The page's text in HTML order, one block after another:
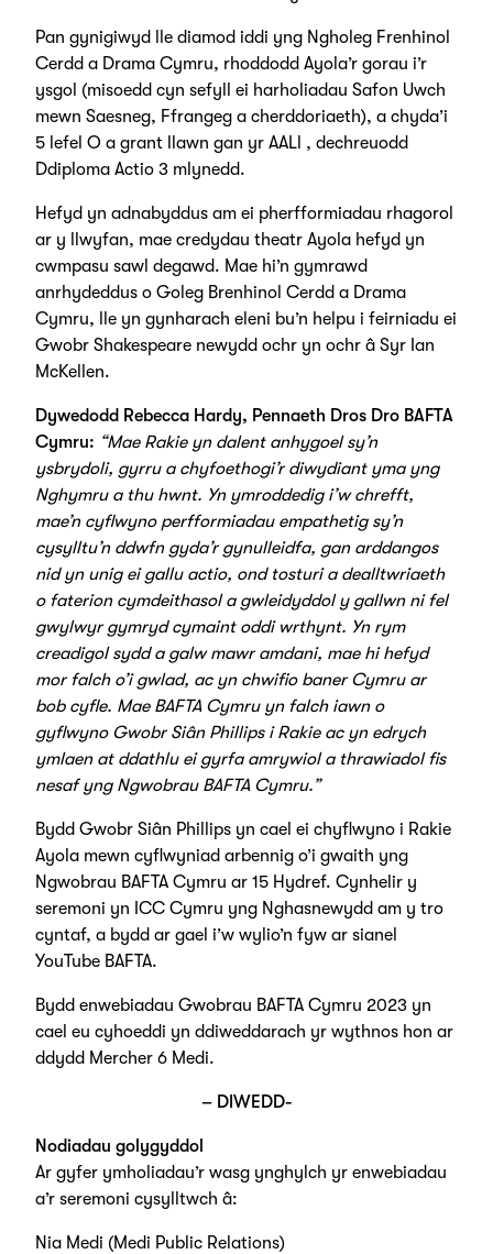
Pan gynigiwyd lle diamod iddi yng Ngholeg Frenhinol
Cerdd a Drama Cymru, rhoddodd Ayola’r gorau i’r
ysgol (misoedd cyn sefyll ei harholiadau Safon Uwch
mewn Saesneg, Ffrangeg a cherddoriaeth), a chyda’i
5 lefel O a grant llawn gan yr AALl , dechreuodd
Ddiploma Actio 3 mlynedd.
Hefyd yn adnabyddus am ei pherfformiadau rhagorol
ar y llwyfan, mae credydau theatr Ayola hefyd yn
cwmpasu sawl degawd. Mae hi’n gymrawd
anrhydeddus o Goleg Brenhinol Cerdd a Drama
Cymru, lle yn gynharach eleni bu’n helpu i feirniadu ei
Gwobr Shakespeare newydd ochr yn ochr â Syr Ian
McKellen.
Dywedodd Rebecca Hardy, Pennaeth Dros Dro BAFTA
Cymru: “Mae Rakie yn dalent anhygoel sy’n
ysbrydoli, gyrru a chyfoethogi’r diwydiant yma yng
Nghymru a thu hwnt. Yn ymroddedig i’w chrefft,
mae’n cyflwyno perfformiadau empathetig sy’n
cysylltu’n ddwfn gyda’r gynulleidfa, gan arddangos
nid yn unig ei gallu actio, ond tosturi a dealltwriaeth
o faterion cymdeithasol a gwleidyddol y gallwn ni fel
gwylwyr gymryd cymaint oddi wrthynt. Yn rym
creadigol sydd a galw mawr amdani, mae hi hefyd
mor falch o’i gwlad, ac yn chwifio baner Cymru ar
bob cyfle. Mae BAFTA Cymru yn falch iawn o
gyflwyno Gwobr Siân Phillips i Rakie ac yn edrych
ymlaen at ddathlu ei gyrfa amrywiol a thrawiadol fis
nesaf yng Ngwobrau BAFTA Cymru.”
Bydd Gwobr Siân Phillips yn cael ei chyflwyno i Rakie
Ayola mewn cyflwyniad arbennig o’i gwaith yng
Ngwobrau BAFTA Cymru ar 15 Hydref. Cynhelir y
seremoni yn ICC Cymru yng Nghasnewydd am y tro
cyntaf, a bydd ar gael i’w wylio’n fyw ar sianel
YouTube BAFTA.
Bydd enwebiadau Gwobrau BAFTA Cymru 2023 yn
cael eu cyhoeddi yn ddiweddarach yr wythnos hon ar
ddydd Mercher 6 Medi.
– DIWEDD-
Nodiadau golygyddol
Ar gyfer ymholiadau’r wasg ynghylch yr enwebiadau
a’r seremoni cysylltwch â:
Nia Medi (Medi Public Relations)